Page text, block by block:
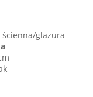
ścienna/glazura